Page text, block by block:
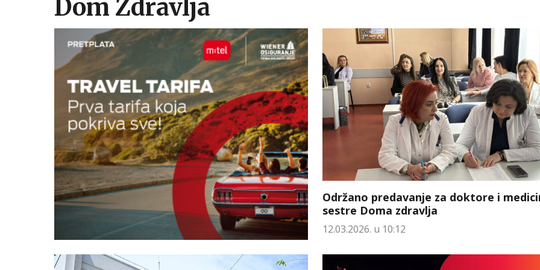
Dom Zdravlja
Održano predavanje za doktore i
sestre Doma zdravlja
12.03.2026. u 10:12